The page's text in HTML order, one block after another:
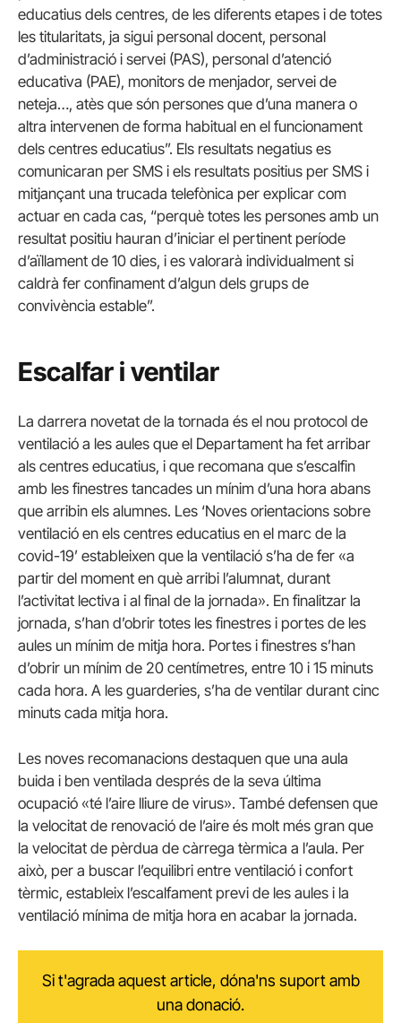
educatius dels centres, de les diferents etapes i de totes
les titularitats, ja sigui personal docent, personal
d’administració i servei (PAS), personal d’atenció
educativa (PAE), monitors de menjador, servei de
neteja…, atès que són persones que d’una manera o
altra intervenen de forma habitual en el funcionament
dels centres educatius”. Els resultats negatius es
comunicaran per SMS i els resultats positius per SMS i
mitjançant una trucada telefònica per explicar com
actuar en cada cas, “perquè totes les persones amb un
resultat positiu hauran d’iniciar el pertinent període
d’aïllament de 10 dies, i es valorarà individualment si
caldrà fer confinament d’algun dels grups de
convivència estable”.
Escalfar i ventilar
La darrera novetat de la tornada és el nou protocol de
ventilació a les aules que el Departament ha fet arribar
als centres educatius, i que recomana que s’escalfin
amb les finestres tancades un mínim d’una hora abans
que arribin els alumnes. Les ‘Noves orientacions sobre
ventilació en els centres educatius en el marc de la
covid-19’ estableixen que la ventilació s’ha de fer «a
partir del moment en què arribi l’alumnat, durant
l’activitat lectiva i al final de la jornada». En finalitzar la
jornada, s’han d’obrir totes les finestres i portes de les
aules un mínim de mitja hora. Portes i finestres s’han
d’obrir un mínim de 20 centímetres, entre 10 i 15 minuts
cada hora. A les guarderies, s’ha de ventilar durant cinc
minuts cada mitja hora.
Les noves recomanacions destaquen que una aula
buida i ben ventilada després de la seva última
ocupació «té l’aire lliure de virus». També defensen que
la velocitat de renovació de l’aire és molt més gran que
la velocitat de pèrdua de càrrega tèrmica a l’aula. Per
això, per a buscar l’equilibri entre ventilació i confort
tèrmic, estableix l’escalfament previ de les aules i la
ventilació mínima de mitja hora en acabar la jornada.
Si t'agrada aquest article, dóna'ns suport amb
una donació.